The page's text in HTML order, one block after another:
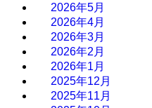
2026年5月
2026年4月
2026年3月
2026年2月
2026年1月
2025年12月
2025年11月